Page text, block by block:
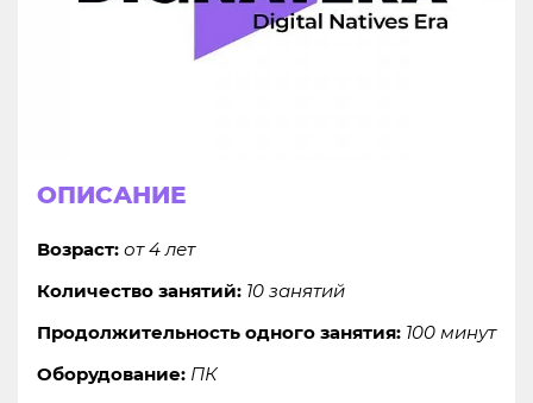
ОПИСАНИЕ
Возраст: от 4 лет
Количество занятий: 10 занятий
Продолжительность одного занятия: 100 минут
Оборудование: ПК